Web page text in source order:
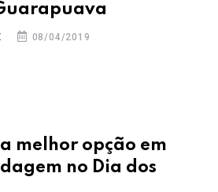
08/04/2019
melhor opção em
no Dia dos